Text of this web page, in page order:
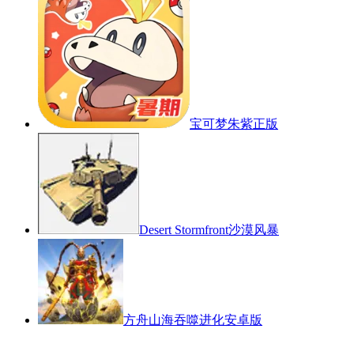
宝可梦朱紫正版
Desert Stormfront沙漠风暴
方舟山海吞噬进化安卓版